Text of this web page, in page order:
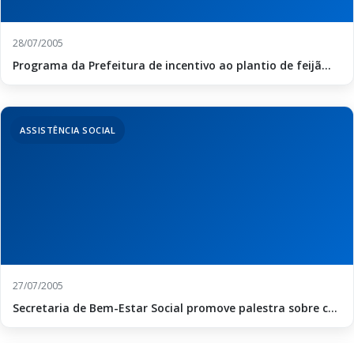
28/07/2005
Programa da Prefeitura de incentivo ao plantio de feijã...
ASSISTÊNCIA SOCIAL
27/07/2005
Secretaria de Bem-Estar Social promove palestra sobre c...